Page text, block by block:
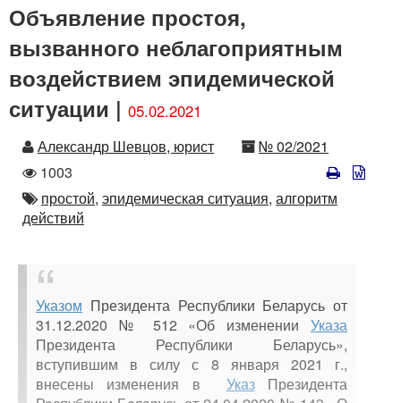
Объявление простоя,
вызванного неблагоприятным
воздействием эпидемической
ситуации | 05.02.2021
Автор
Александр Шевцов, юрист Номер
№ 02/2021
Количество
просмотров
1003
Автор
простой, эпидемическая ситуация, алгоритм
действий
Указом Президента Республики Беларусь от
31.12.2020 № 512 «Об изменении Указа
Президента Республики Беларусь»,
вступившим в силу с 8 января 2021 г.,
внесены изменения в УказПрезидента